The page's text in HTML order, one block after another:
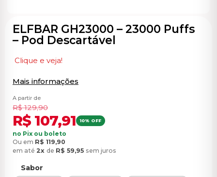
ELFBAR GH23000 – 23000 Puffs
– Pod Descartável
Clique e veja!
Mais informações
A partir de
R$129,90
R$107,91 10% OFF
no Pix ou boleto
Ou em R$ 119,90
em até 2x de R$ 59,95 sem juros
Sabor